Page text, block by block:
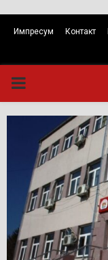
Импресум Контакт
PRIMARY
MENU